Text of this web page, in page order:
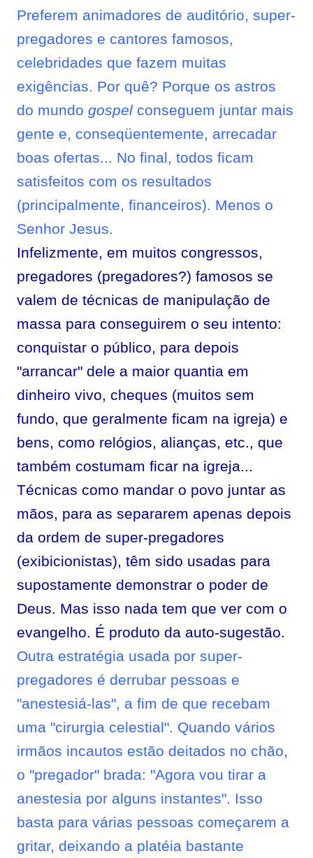
Preferem animadores de auditório, super-
pregadores e cantores famosos,
celebridades que fazem muitas
exigências. Por quê? Porque os astros
do mundo gospel conseguem juntar mais
gente e, conseqüentemente, arrecadar
boas ofertas... No final, todos ficam
satisfeitos com os resultados
(principalmente, financeiros). Menos o
Senhor Jesus.
Infelizmente, em muitos congressos,
pregadores (pregadores?) famosos se
valem de técnicas de manipulação de
massa para conseguirem o seu intento:
conquistar o público, para depois
"arrancar" dele a maior quantia em
dinheiro vivo, cheques (muitos sem
fundo, que geralmente ficam na igreja) e
bens, como relógios, alianças, etc., que
também costumam ficar na igreja...
Técnicas como mandar o povo juntar as
mãos, para as separarem apenas depois
da ordem de super-pregadores
(exibicionistas), têm sido usadas para
supostamente demonstrar o poder de
Deus. Mas isso nada tem que ver com o
evangelho. É produto da auto-sugestão.
Outra estratégia usada por super-
pregadores é derrubar pessoas e
"anestesiá-las", a fim de que recebam
uma "cirurgia celestial". Quando vários
irmãos incautos estão deitados no chão,
o "pregador" brada: "Agora vou tirar a
anestesia por alguns instantes". Isso
basta para várias pessoas começarem a
gritar, deixando a platéia bastante